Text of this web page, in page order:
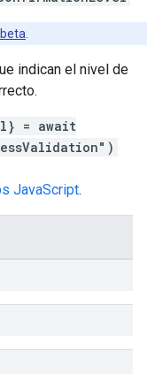
indican el nivel de
= await
JavaScript.